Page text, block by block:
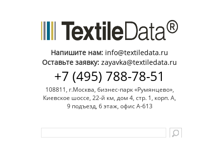
Напишите нам: info@textiledata.ru
Оставьте заявку: zayavka@textiledata.ru
+7 (495) 788-78-51
108811, г.Москва, бизнес-парк «Румянцево»,
Киевское шоссе, 22-й км, дом 4, стр. 1, корп. А,
9 подъезд, 6 этаж, офис А-613